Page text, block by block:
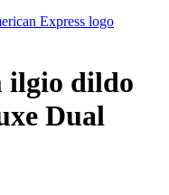
ilgio dildo
Dual